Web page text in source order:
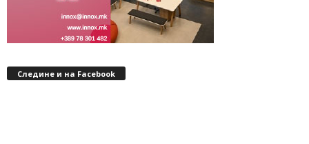
Следине и на Facebook